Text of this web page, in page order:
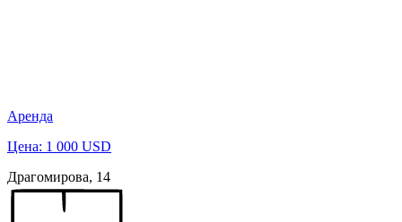
Аренда
Цена: 1 000 USD
Драгомирова, 14